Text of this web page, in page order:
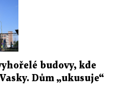
budovy, kde
Dům „ukusuje“